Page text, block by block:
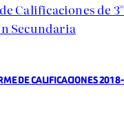
Calificaciones de
Secundaria
DE CALIFICACIONES